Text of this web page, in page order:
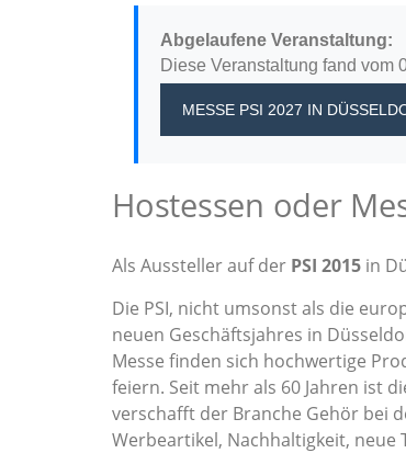
Abgelaufene Veranstaltung:
Diese Veranstaltung fand vom
MESSE PSI 2027 IN
Hostessen oder
Als Aussteller auf der PSI 2015 in
Die PSI, nicht umsonst als die
neuen Geschäftsjahres in
Messe finden sich hochwertige
feiern. Seit mehr als 60 Jahren ist
verschafft der Branche Gehör bei
Werbeartikel, Nachhaltigkeit, neue